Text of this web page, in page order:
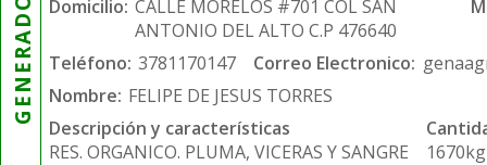
GENERADOR
Domicilio: CALLE MORELOS #701 COL SAN
ANTONIO DEL ALTO C.P 476640
Teléfono: 3781170147 Correo Electronico:
Nombre: FELIPE DE JESUS TORRES
Descripción y características
RES. ORGANICO. PLUMA, VICERAS Y SANGRE
1670kg